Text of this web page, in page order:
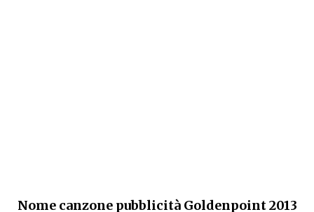
Nome canzone pubblicità Goldenpoint 2013